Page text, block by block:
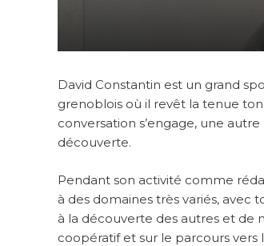
David Constantin est un grand
grenoblois où il revêt la tenue
conversation s’engage, une
découverte.
Pendant son activité comme
à des domaines très variés, avec
à la découverte des autres et de
coopératif et sur le parcours vers